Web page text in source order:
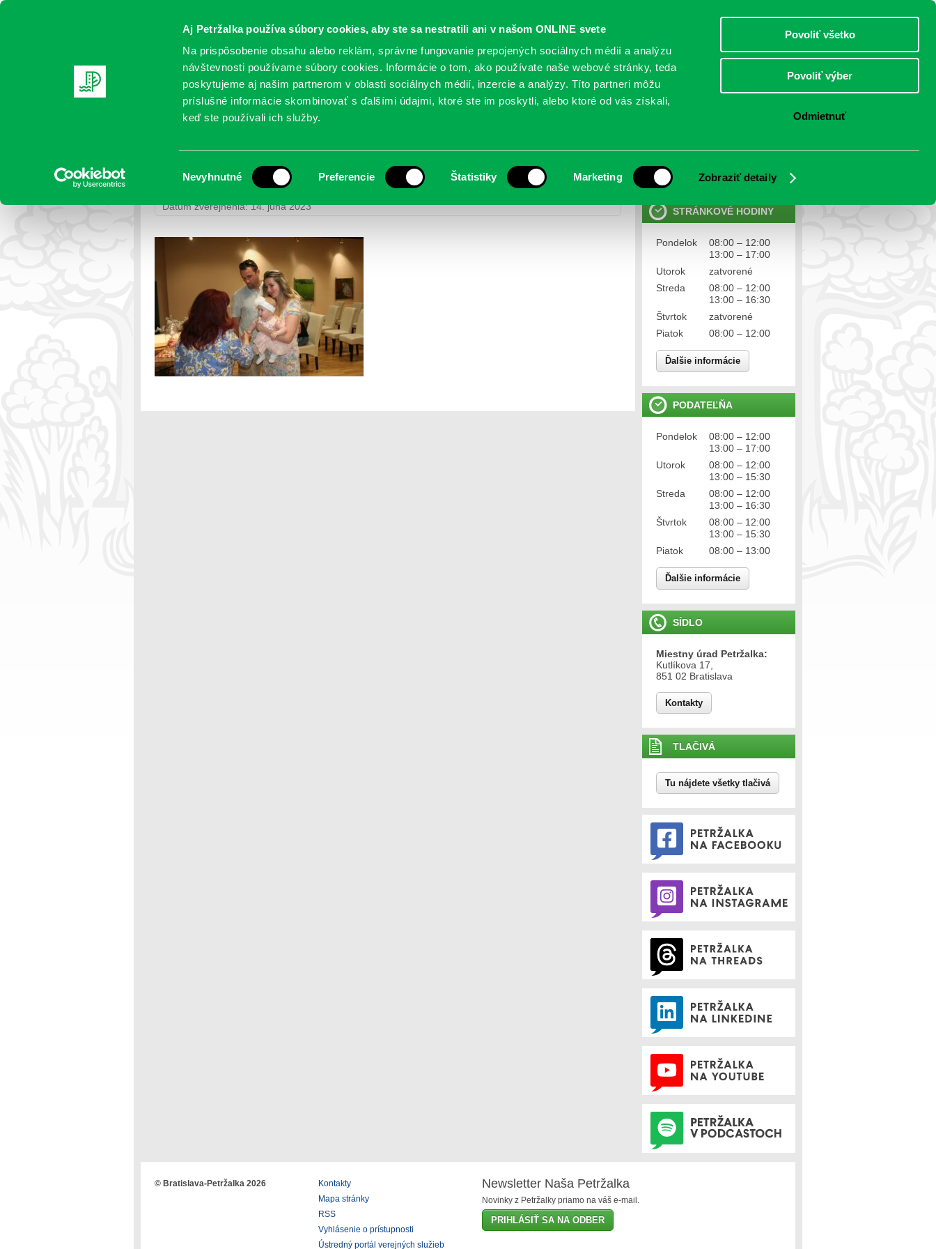
Aj Petržalka používa súbory cookies, aby ste sa nestratili ani v našom ONLINE svete
Na prispôsobenie obsahu alebo reklám, správne fungovanie prepojených sociálnych médií a analýzu
návštevnosti používame súbory cookies. Informácie o tom, ako používate naše webové stránky, teda
poskytujeme aj našim partnerom v oblasti sociálnych médií, inzercie a analýzy. Títo partneri môžu
príslušné informácie skombinovať s ďalšími údajmi, ktoré ste im poskytli, alebo ktoré od vás získali,
keď ste používali ich služby.
súhlasu
Nevyhnutné Preferencie Štatistiky Marketing Zobraziť detaily
Povoliť všetko
Povoliť výber
Odmietnuť
Oficiálne stránky
PETRŽALSKÉ KONTO
AKTUALITY SAMOSPRÁVA ORGANIZÁCIE OBLASTI NOVINY MAPY TLAČIVÁ KONTAKTY
Ochrana osobných údajov
STRÁNKOVÉ HODINY
Pondelok
08:00 – 12:00
13:00 – 17:00
Utorok
zatvorené
Streda
08:00 – 12:00
13:00 – 16:30
Štvrtok
zatvorené
Piatok
08:00 – 12:00
Ďalšie informácie
PODATEĽŇA
Pondelok
08:00 – 12:00
13:00 – 17:00
Utorok
08:00 – 12:00
13:00 – 15:30
Streda
08:00 – 12:00
13:00 – 16:30
Štvrtok
08:00 – 12:00
13:00 – 15:30
Piatok
08:00 – 13:00
Ďalšie informácie
SÍDLO
Miestny úrad Petržalka:
Kutlíkova 17,
851 02 Bratislava
Kontakty
TLAČIVÁ
Tu nájdete všetky tlačivá
IMG_5760
Petržalka>Fotogalérie >Uvítanie detí – 3.6.2023
> IMG_5760
Dátum zverejnenia: 14. júna 2023
© Bratislava-Petržalka 2026
Kontakty
Mapa stránky
RSS
Vyhlásenie o prístupnosti
Ústredný portál verejných služieb
Newsletter Naša Petržalka
Novinky z Petržalky priamo na váš e-mail.
PRIHLÁSIŤ SA NA ODBER